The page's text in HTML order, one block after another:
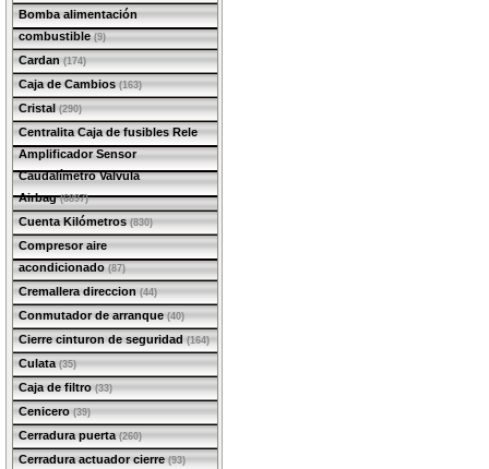
Bomba alimentación
combustible(9)
Cardan (174)
Caja de Cambios (163)
Cristal (290)
Centralita Caja de fusibles Rele
Amplificador Sensor
Caudalímetro Valvula
Airbag(6897)
Cuenta Kilómetros (830)
Compresor aire
acondicionado(87)
Cremallera direccion (44)
Conmutador de arranque (40)
Cierre cinturon de seguridad (164)
Culata (35)
Caja de filtro (33)
Cenicero (39)
Cerradura puerta (260)
Cerradura actuador cierre (93)